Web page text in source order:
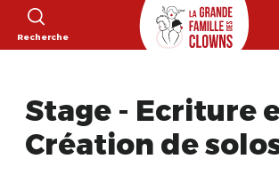
Recherche
Stage - Ecriture
Création de